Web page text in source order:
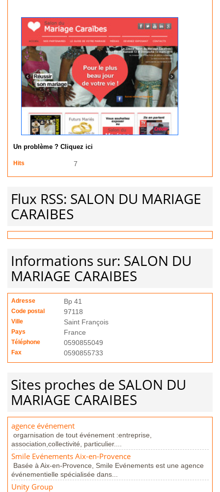
Un problème ? Cliquez ici
Hits 7
Flux RSS: SALON DU MARIAGE
CARAIBES
Informations sur: SALON DU
MARIAGE CARAIBES
Adresse Bp 41
Code postal 97118
Ville Saint François
Pays France
Téléphone 0590855049
Fax 0590855733
Sites proches de SALON DU
MARIAGE CARAIBES
agence événement
orgarnisation de tout événement :entreprise,
association,collectivité, particulier....
Smile Evénements Aix-en-Provence
Basée à Aix-en-Provence, Smile Evénements est une agence
événementielle spécialisée dans...
Unity Group